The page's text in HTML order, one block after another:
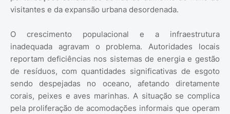
visitantes e da expansão urbana desordenada.
O crescimento populacional e a infraestrutura
inadequada agravam o problema. Autoridades locais
reportam deficiências nos sistemas de energia e gestão
de resíduos, com quantidades significativas de esgoto
sendo despejadas no oceano, afetando diretamente
corais, peixes e aves marinhas. A situação se complica
pela proliferação de acomodações informais que operam